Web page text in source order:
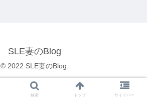
SLE妻のBlog
© 2022 SLE妻のBlog.
検索 トップ サイドバー